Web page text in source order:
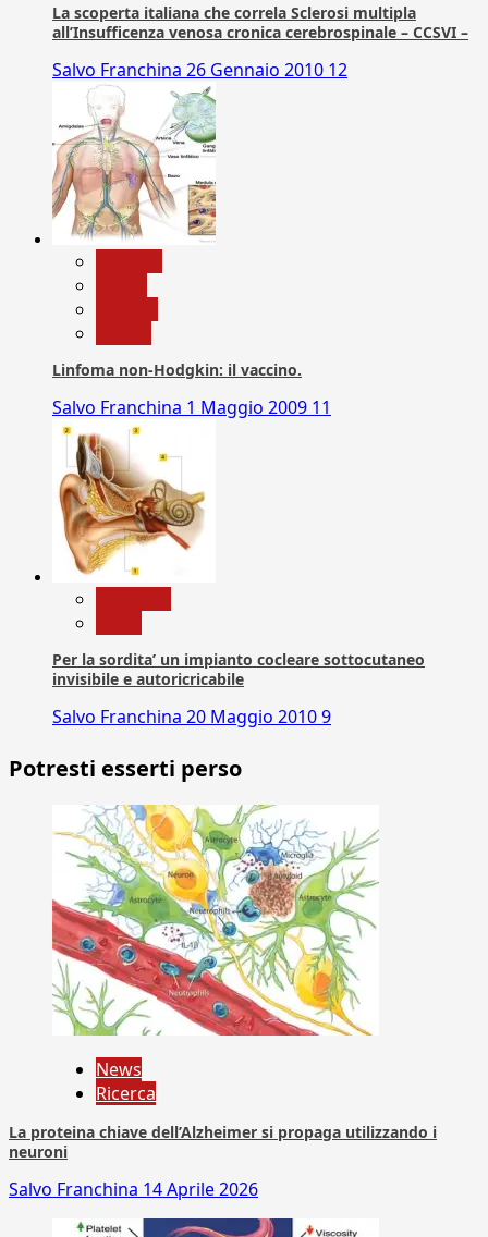
La scoperta italiana che correla Sclerosi multipla
all’Insufficenza venosa cronica cerebrospinale – CCSVI –
Salvo Franchina 26 Gennaio 2010 12
Linfoma non-Hodgkin: il vaccino.
Salvo Franchina 1 Maggio 2009 11
Per la sordita’ un impianto cocleare sottocutaneo
invisibile e autoricricabile
Salvo Franchina 20 Maggio 20109
Potresti esserti perso
News
Ricerca
La proteina chiave dell’Alzheimer si propaga utilizzando i
neuroni
Salvo Franchina 14 Aprile 2026